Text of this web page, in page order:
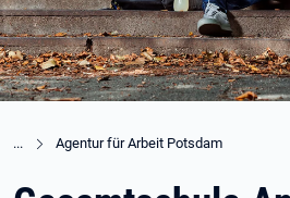
Agentur für Arbeit Potsdam